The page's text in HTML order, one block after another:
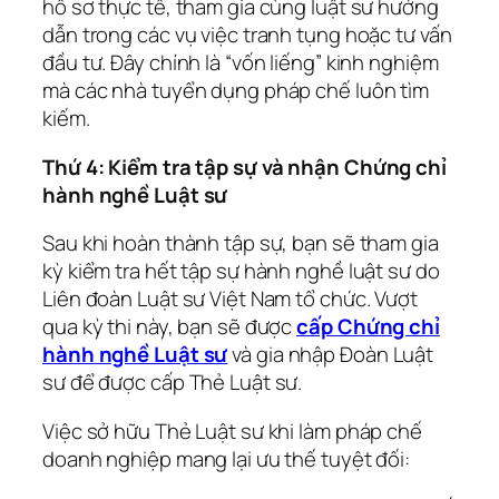
hồ sơ thực tế, tham gia cùng luật sư hướng
dẫn trong các vụ việc tranh tụng hoặc tư vấn
đầu tư. Đây chính là “vốn liếng” kinh nghiệm
mà các nhà tuyển dụng pháp chế luôn tìm
kiếm.
Thứ 4: Kiểm tra tập sự và nhận Chứng chỉ
hành nghề Luật sư
Sau khi hoàn thành tập sự, bạn sẽ tham gia
kỳ kiểm tra hết tập sự hành nghề luật sư do
Liên đoàn Luật sư Việt Nam tổ chức. Vượt
qua kỳ thi này, bạn sẽ đượccấp Chứng chỉ
hành nghề Luật sưvà gia nhập Đoàn Luật
sư để được cấp Thẻ Luật sư.
Việc sở hữu Thẻ Luật sư khi làm pháp chế
doanh nghiệp mang lại ưu thế tuyệt đối: